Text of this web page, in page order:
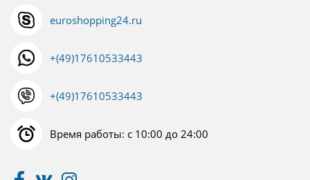
euroshopping24.ru
+(49)17610533443
+(49)17610533443
Время работы: с 10:00 до 24:00